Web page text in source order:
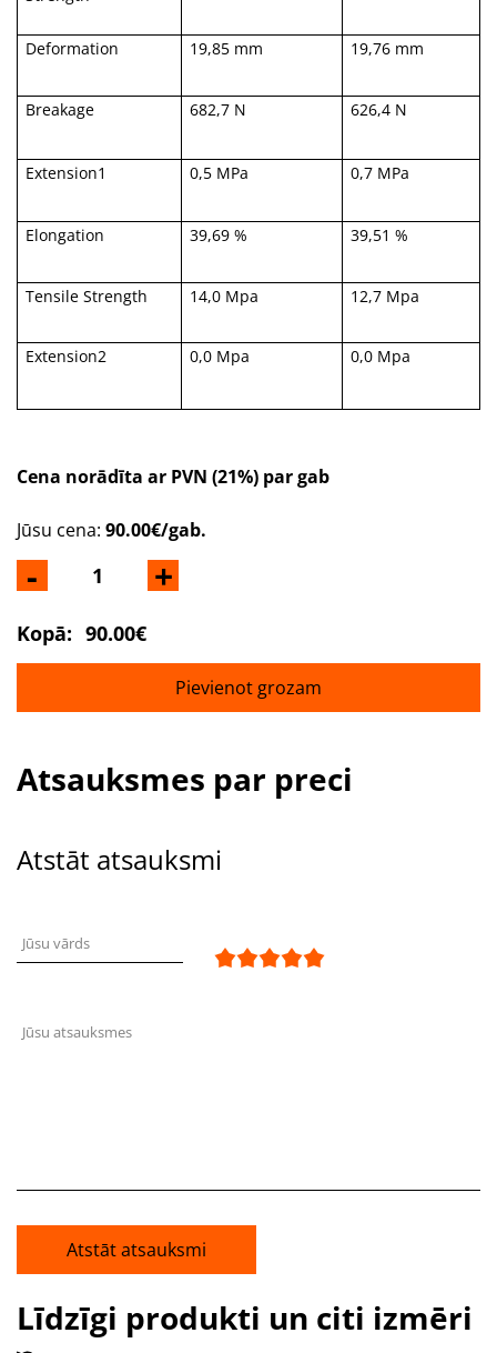
Deformation 19,85 mm 19,76 mm
Breakage 682,7 N 626,4 N
Extension1 0,5 MPa 0,7 MPa
Elongation 39,69 % 39,51 %
Tensile Strength 14,0 Mpa 12,7 Mpa
Extension2 0,0 Mpa 0,0 Mpa
Cena norādīta ar PVN (21%) par gab
- +
Jūsu cena: 90.00€/gab.
Kopā: 90.00€
Pievienot grozam
Atsauksmes par preci
Atstāt atsauksmi
Jūsu vārds
Jūsu atsauksmes
Atstāt atsauksmi
Līdzīgi produkti un citi izmēri